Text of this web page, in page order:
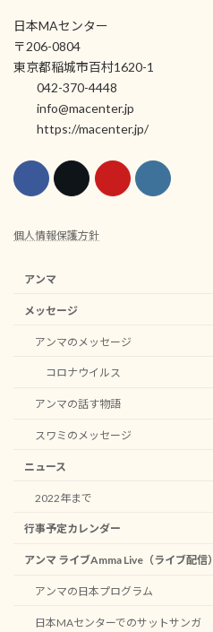
日本MAセンター
〒206-0804
東京都稲城市百村1620-1
042-370-4448
info@macenter.jp
https://macenter.jp/
個人情報保護方針
アンマ
メッセージ
アンマのメッセージ
コロナウイルス
アンマの話す物語
スワミのメッセージ
ニュース
2022年まで
行事予定カレンダー
アンマ ライブAmma Live（ライブ配信）
アンマの日本プログラム
日本MAセンターでのサットサンガ